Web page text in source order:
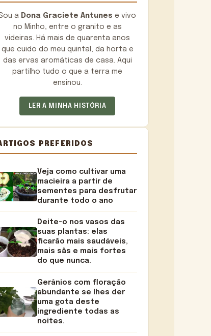
a Dona Graciete Antunes e vivo
no Minho, entre o granito e as
videiras. Há mais de quarenta anos
que cuido do meu quintal, da horta e
das ervas aromáticas de casa. Aqui
partilho tudo o que a terra me
ensinou.
LER A MINHA HISTÓRIA
PREFERIDOS
Veja como cultivar uma
macieira a partir de
sementes para desfrutar
durante todo o ano
Deite-o nos vasos das
suas plantas: elas
ficarão mais saudáveis,
mais sãs e mais fortes
do que nunca.
Gerânios com floração
abundante se lhes der
uma gota deste
ingrediente todas as
noites.